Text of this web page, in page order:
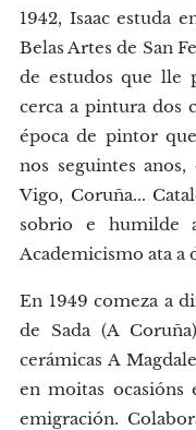
1942, Isaac estuda
Belas Artes de San
de estudos que lle
cerca a pintura dos
época de pintor
nos seguintes
Vigo, Coruña...
sobrio e humilde
Academicismo ata a
En 1949 comeza a
de Sada (A
cerámicas A
en moitas ocasións
emigración.